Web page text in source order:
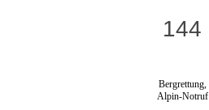
144
Bergrettung,
Alpin-Notruf